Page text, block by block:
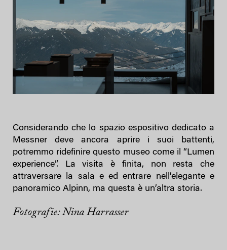
Considerando che lo spazio espositivo dedicato a
Messner deve ancora aprire i suoi battenti,
potremmo ridefinire questo museo come il “Lumen
experience”. La visita è finita, non resta che
attraversare la sala e ed entrare nell’elegante e
panoramico Alpinn, ma questa è un’altra storia.
Fotografie: Nina Harrasser